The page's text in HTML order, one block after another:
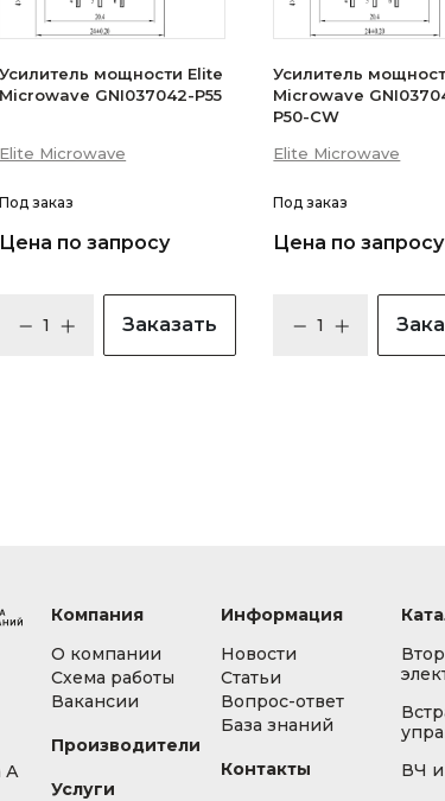
Усилитель мощности Elite
Microwave GNI037042-P55
Elite Microwave
Под заказ
Цена по запросу
Заказать
Усилитель
Microwave
P50-CW
Elite Microwave
Под заказ
Цена по запросу
А
Компания
О компании
Схема работы
Вакансии
Производители
Услуги
Информация
Новости
Статьи
Вопрос-ответ
База знаний
Контакты
ВЧ